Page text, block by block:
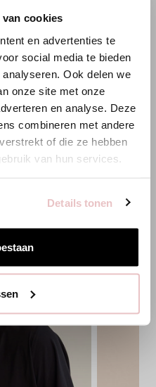
cookies
en advertenties te
social media te bieden
Ook delen we
onze site met onze
en analyse. Deze
combineren met andere
of die ze hebben
van hun services.
Details tonen
XL XXL 3XL XXS
anderen Land aus
wechseln